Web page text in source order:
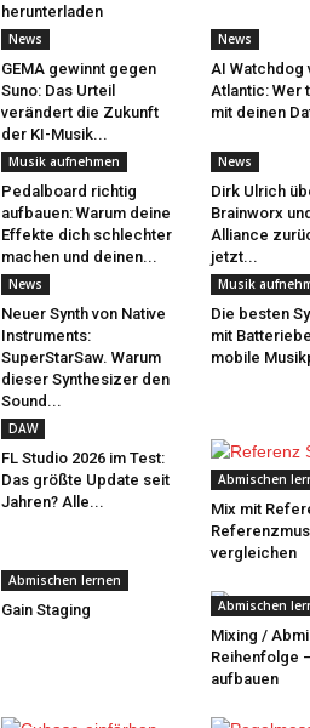
herunterladen
News
GEMA gewinnt gegen
Suno: Das Urteil
verändert die Zukunft
der KI-Musik...
News
AI Watchdog
Atlantic: Wer
mit deinen
Musik aufnehmen
Pedalboard richtig
aufbauen: Warum deine
Effekte dich schlechter
machen und deinen...
News
Dirk Ulrich
Brainworx
Alliance
jetzt...
News
Neuer Synth von Native
Instruments:
SuperStarSaw. Warum
dieser Synthesizer den
Sound...
Musik
Die besten
mit
mobile
DAW
FL Studio 2026 im Test:
Das größte Update seit
Jahren? Alle...
Abmischen
Mix mit
vergleichen
Abmischen lernen
Gain Staging Abmischen
Mixing /
Reihenfolge
aufbauen